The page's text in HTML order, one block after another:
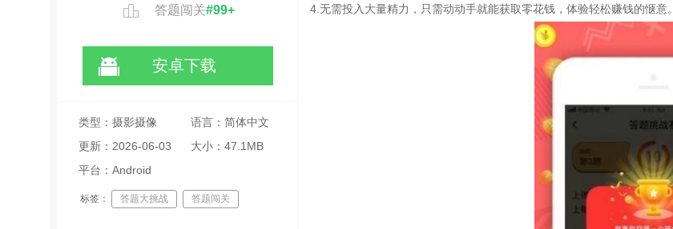
答题闯关#99+
安卓下载
类型：摄影摄像
语言：简体中文
更新：2026-06-03
20:52:31
大小：47.1MB
平台：Android
标签： 答题大挑战 答题闯关
4.无需投入大量精力，只需动动手就能获取零花钱，体验轻松赚钱的惬意。